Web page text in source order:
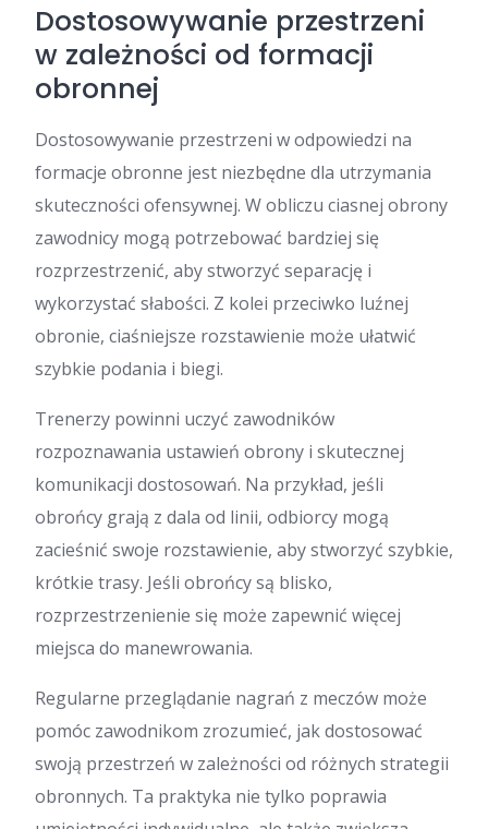
Dostosowywanie przestrzeni
w zależności od formacji
obronnej
Dostosowywanie przestrzeni w odpowiedzi na
formacje obronne jest niezbędne dla utrzymania
skuteczności ofensywnej. W obliczu ciasnej obrony
zawodnicy mogą potrzebować bardziej się
rozprzestrzenić, aby stworzyć separację i
wykorzystać słabości. Z kolei przeciwko luźnej
obronie, ciaśniejsze rozstawienie może ułatwić
szybkie podania i biegi.
Trenerzy powinni uczyć zawodników
rozpoznawania ustawień obrony i skutecznej
komunikacji dostosowań. Na przykład, jeśli
obrońcy grają z dala od linii, odbiorcy mogą
zacieśnić swoje rozstawienie, aby stworzyć szybkie,
krótkie trasy. Jeśli obrońcy są blisko,
rozprzestrzenienie się może zapewnić więcej
miejsca do manewrowania.
Regularne przeglądanie nagrań z meczów może
pomóc zawodnikom zrozumieć, jak dostosować
swoją przestrzeń w zależności od różnych strategii
obronnych. Ta praktyka nie tylko poprawia